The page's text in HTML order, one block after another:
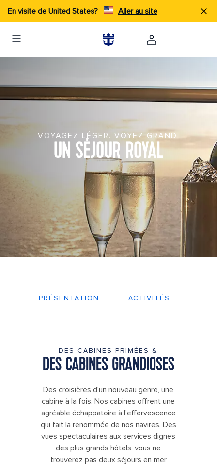
En visite de United States? Aller au site
VOYAGEZ LÉGER. VOYEZ GRAND.
UN SÉJOUR ROYAL
PRÉSENTATION ACTIVITÉS
DES CABINES PRIMÉES &
DES CABINES GRANDIOSES
Des croisières d'un nouveau genre, une
cabine à la fois. Nos cabines offrent une
agréable échappatoire à l'effervescence
qui fait la renommée de nos navires. Des
vues spectaculaires aux services dignes
des plus grands hôtels, vous ne
trouverez pas deux séjours en mer